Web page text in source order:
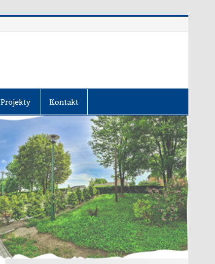
Projekty Kontakt